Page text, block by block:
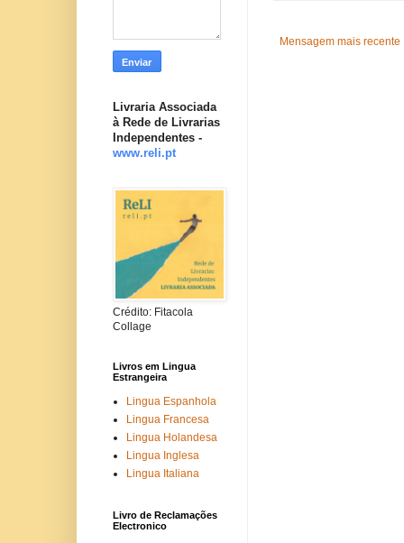
Mensagem mais recente
Livraria Associada
à Rede de Livrarias
Independentes -
www.reli.pt
Crédito: Fitacola
Collage
Livros em Lingua
Estrangeira
Lingua Espanhola
Lingua Francesa
Lingua Holandesa
Lingua Inglesa
Lingua Italiana
Livro de Reclamações
Electronico